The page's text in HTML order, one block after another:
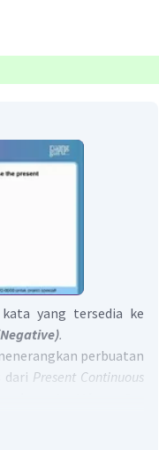
yang tersedia ke
.
perbuatan
dari Present Continuous